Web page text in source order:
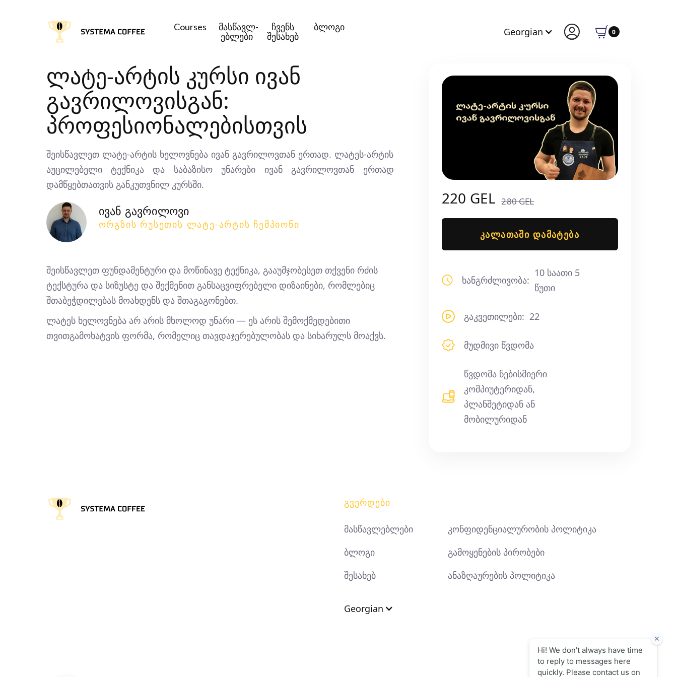
Courses
მასწავლ-
ებლები
ჩვენს
შესახებ
ბლოგი Georgian 0
ლატე-არტის კურსი ივან
გავრილოვისგან:
პროფესიონალებისთვის
შეისწავლეთ ლატე-არტის ხელოვნება ივან გავრილოვთან ერთად. ლატეს-არტის
აუცილებელი ტექნიკა და საბაზისო უნარები ივან გავრილოვთან ერთად
დამწყებთათვის განკუთვნილ კურსში.
ივან გავრილოვი
ᲝᲠᲒᲖᲘᲡ ᲠᲣᲡᲔᲗᲘᲡ ᲚᲐᲢᲔ-ᲐᲠᲢᲘᲡ ᲩᲔᲛᲞᲘᲝᲜᲘ
შეისწავლეთ ფუნდამენტური და მოწინავე ტექნიკა, გააუმჯობესეთ თქვენი რძის
ტექსტურა და სიზუსტე და შექმენით განსაცვიფრებელი დიზაინები, რომლებიც
შთაბეჭდილებას მოახდენს და შთაგაგონებთ.
ლატეს ხელოვნება არ არის მხოლოდ უნარი — ეს არის შემოქმედებითი
თვითგამოხატვის ფორმა, რომელიც თავდაჯერებულობას და სიხარულს მოაქვს.
220 GEL 280 GEL
ᲙᲐᲚᲐᲗᲐᲨᲘ ᲓᲐᲛᲐᲢᲔᲑᲐ
ხანგრძლივობა:
10 საათი 5
წუთი
გაკვეთილები: 22
მუდმივი წვდომა
წვდომა ნებისმიერი
კომპიუტერიდან,
პლანშეტიდან ან
მობილურიდან
ᲒᲕᲔᲠᲓᲔᲑᲘ
მასწავლებლები
ბლოგი
შესახებ
კონფიდენციალურობის პოლიტიკა
გამოყენების პირობები
ანაზღაურების პოლიტიკა
Georgian